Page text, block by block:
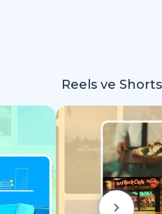
Reels ve Shorts